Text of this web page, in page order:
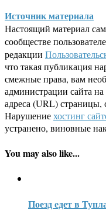
Источник материала
Настоящий материал
сообществе
редакции
что такая публикация
смежные права, вам
администрации сайта
адреса (URL)
Нарушениехостинг
устранено, виновные
You may also like...
Поезд едет в